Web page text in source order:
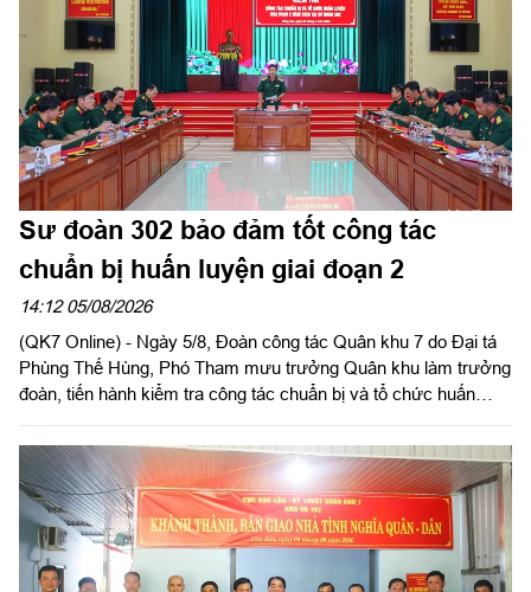
Sư đoàn 302 bảo đảm tốt công tác
chuẩn bị huấn luyện giai đoạn 2
14:12 05/08/2026
(QK7 Online) - Ngày 5/8, Đoàn công tác Quân khu 7 do Đại tá
Phùng Thế Hùng, Phó Tham mưu trưởng Quân khu làm trưởng
đoàn, tiến hành kiểm tra công tác chuẩn bị và tổ chức huấn
đại biểu các phòng chức năng Quân khu.